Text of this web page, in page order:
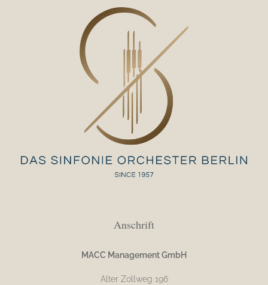
Anschrift
MACC Management GmbH
Alter Zollweg 196